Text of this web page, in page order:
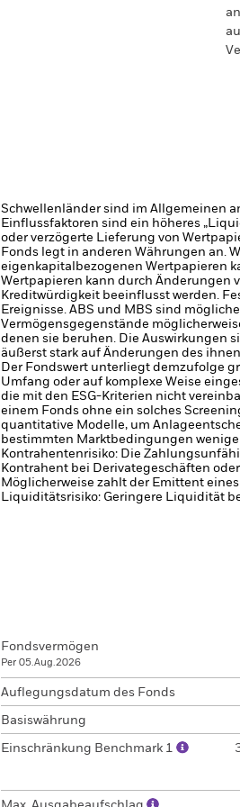
Schwellenländer sind im Allgemeinen
Einflussfaktoren sind ein höheres
oder verzögerte Lieferung von
Fonds legt in anderen Währungen an.
eigenkapitalbezogenen Wertpapieren
Wertpapieren kann durch Änderungen
Kreditwürdigkeit beeinflusst werden.
Ereignisse. ABS und MBS sind
Vermögensgegenstände
denen sie beruhen. Die Auswirkungen
äußerst stark auf Änderungen des
Der Fondswert unterliegt demzufolge
Umfang oder auf komplexe Weise
die mit den ESG-Kriterien nicht
einem Fonds ohne ein solches
quantitative Modelle, um
bestimmten Marktbedingungen
Kontrahentenrisiko: Die
Kontrahent bei Derivategeschäften
Möglicherweise zahlt der Emittent
Liquiditätsrisiko: Geringere Liquidität
Fondsvermögen
Per 05.Aug.2026
Auflegungsdatum des Fonds
Basiswährung
Einschränkung Benchmark 1